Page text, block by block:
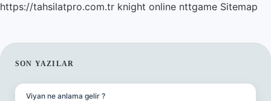
https://tahsilatpro.com.tr knight online nttgame Sitemap
SIDEBAR
SON YAZILAR
Viyan ne anlama gelir ?